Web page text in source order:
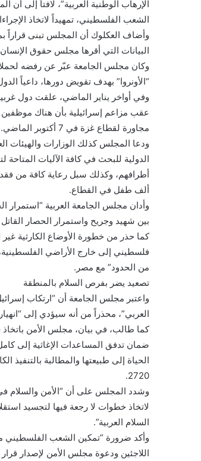
الشعب الفلسطيني، تمهيداً لاتخاذ
البيانات التي أقرها مجلس حقوق
وكان مجلس الجامعة عبّر عن رفضه
“الأونروا” بهدف تقويض دورها، داعياً
وفي أواخر يناير الماضي، علقت دول غربية
عقب مزاعم إسرائيلية بأن هناك موظفين
مجاورة لقطاع غزة في 7 أكتوبر الماضي.
ودعا المجلس كذلك الوزارات والهيئات
الدولية للبحث في كافة الآليات
ألف طفل في القطاع.
بين شهيد وجريح واستمرار الحصار
كما حذر من خطورة الأوضاع الكارثية
فلسطيني إلى خارج الأراضي
من الحدود” مع مصر.
تصعيد يضر بفرص السلام بالمنطقة
واعتبر مجلس الجامعة أن “ارتكاب
العربي”، محذراً من أنه سيؤدي إلى
كما طالب، في بيان، مجلس الأمن باتخاذ
ضمان تدفق المساعدات الإغاثية إلى
2720.
وشدد المجلس على أن “الأمن والسلام في
لاتخاذ خطوات لا رجعة فيها لتجسيد
السلام العربية”.
وأكد ضرورة “تمكين الشعب الفلسطيني
اللاجئين ودعوة مجلس الأمن لإصدار